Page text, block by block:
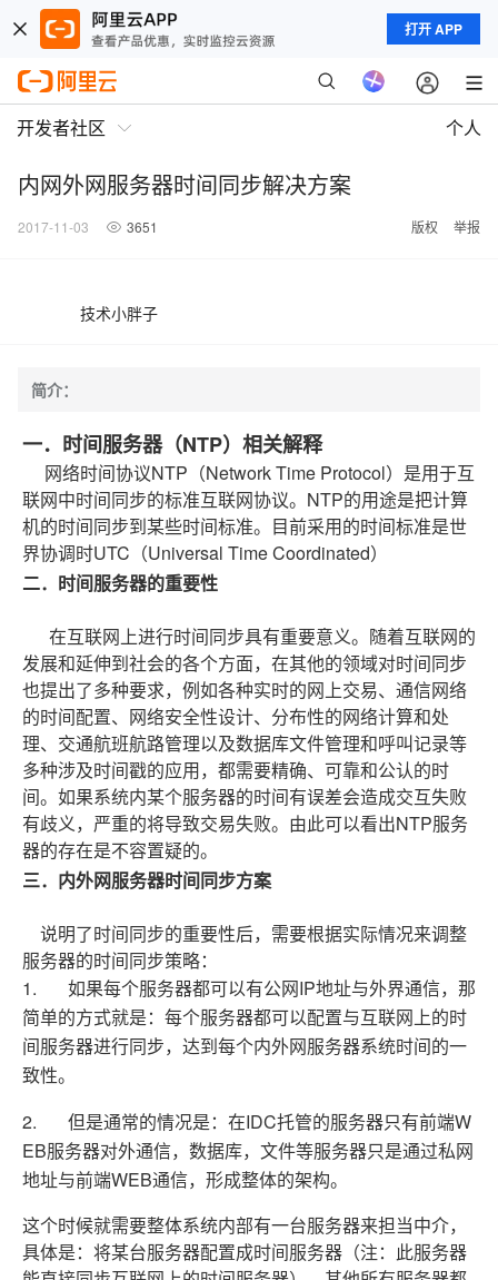
打开 APP
开发者社区 个人
内网外网服务器时间同步解决方案
2017-11-03 3651 版权 举报
技术小胖子
简介：
一．时间服务器（NTP）相关解释
网络时间协议NTP（Network Time Protocol）是用于互
联网中时间同步的标准互联网协议。NTP的用途是把计算
机的时间同步到某些时间标准。目前采用的时间标准是世
界协调时UTC（Universal Time Coordinated）
二．时间服务器的重要性
在互联网上进行时间同步具有重要意义。随着互联网的
发展和延伸到社会的各个方面，在其他的领域对时间同步
也提出了多种要求，例如各种实时的网上交易、通信网络
的时间配置、网络安全性设计、分布性的网络计算和处
理、交通航班航路管理以及数据库文件管理和呼叫记录等
多种涉及时间戳的应用，都需要精确、可靠和公认的时
间。如果系统内某个服务器的时间有误差会造成交互失败
有歧义，严重的将导致交易失败。由此可以看出NTP服务
器的存在是不容置疑的。
三．内外网服务器时间同步方案
说明了时间同步的重要性后，需要根据实际情况来调整
服务器的时间同步策略：
1. 如果每个服务器都可以有公网IP地址与外界通信，那
简单的方式就是：每个服务器都可以配置与互联网上的时
间服务器进行同步，达到每个内外网服务器系统时间的一
致性。
2. 但是通常的情况是：在IDC托管的服务器只有前端W
EB服务器对外通信，数据库，文件等服务器只是通过私网
地址与前端WEB通信，形成整体的架构。
这个时候就需要整体系统内部有一台服务器来担当中介，
具体是：将某台服务器配置成时间服务器（注：此服务器